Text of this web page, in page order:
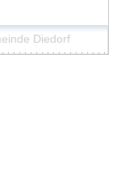
Diedorf